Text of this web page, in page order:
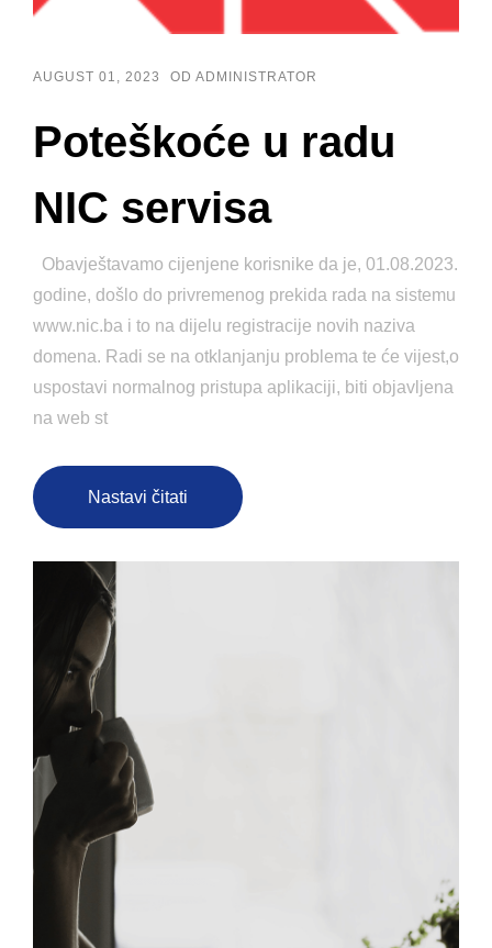
AUGUST 01, 2023 OD ADMINISTRATOR
Poteškoće u radu
NIC servisa
Obavještavamo cijenjene korisnike da je, 01.08.2023.
godine, došlo do privremenog prekida rada na sistemu
www.nic.ba i to na dijelu registracije novih naziva
domena. Radi se na otklanjanju problema te će vijest,o
uspostavi normalnog pristupa aplikaciji, biti objavljena
na web st
Nastavi čitati